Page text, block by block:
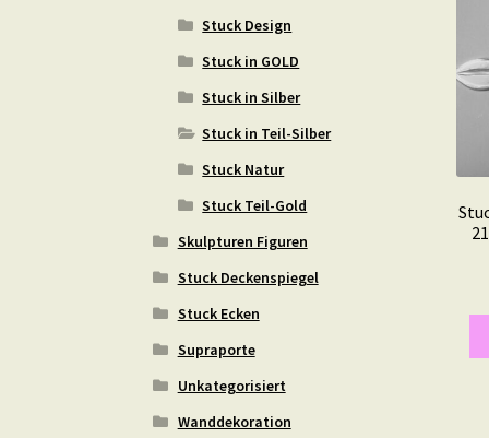
Stuck Design
Stuck in GOLD
Stuck in Silber
Stuck in Teil-Silber
Stuck Natur
Stuck Teil-Gold
Skulpturen Figuren
Stuck Deckenspiegel
Stuck Ecken
Supraporte
Unkategorisiert
Wanddekoration